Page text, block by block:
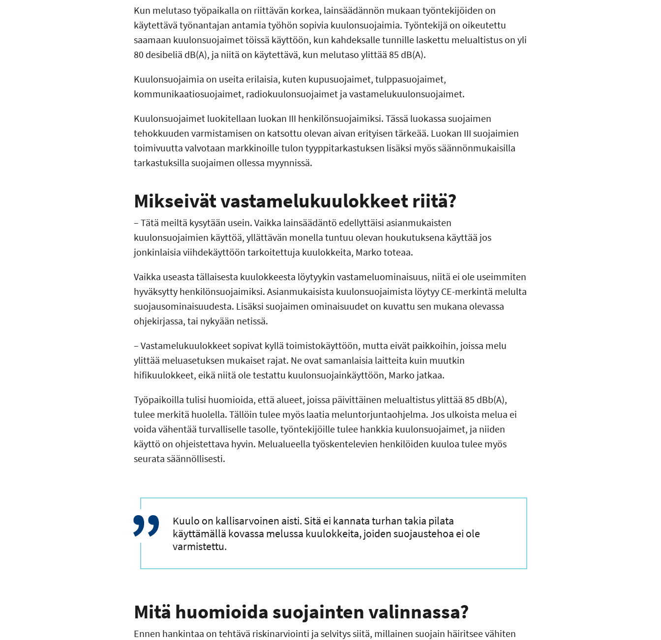
Kun melutaso työpaikalla on riittävän korkea, lainsäädännön mukaan työntekijöiden on
käytettävä työnantajan antamia työhön sopivia kuulonsuojaimia. Työntekijä on oikeutettu
saamaan kuulonsuojaimet töissä käyttöön, kun kahdeksalle tunnille laskettu melualtistus on yli
80 desibeliä dB(A), ja niitä on käytettävä, kun melutaso ylittää 85 dB(A).
Kuulonsuojaimia on useita erilaisia, kuten kupusuojaimet, tulppasuojaimet,
kommunikaatiosuojaimet, radiokuulonsuojaimet ja vastamelukuulonsuojaimet.
Kuulonsuojaimet luokitellaan luokan III henkilönsuojaimiksi. Tässä luokassa suojaimen
tehokkuuden varmistamisen on katsottu olevan aivan erityisen tärkeää. Luokan III suojaimien
toimivuutta valvotaan markkinoille tulon tyyppitarkastuksen lisäksi myös säännönmukaisilla
tarkastuksilla suojaimen ollessa myynnissä.
Mikseivät vastamelukuulokkeet riitä?
– Tätä meiltä kysytään usein. Vaikka lainsäädäntö edellyttäisi asianmukaisten
kuulonsuojaimien käyttöä, yllättävän monella tuntuu olevan houkutuksena käyttää jos
jonkinlaisia viihdekäyttöön tarkoitettuja kuulokkeita, Marko toteaa.
Vaikka useasta tällaisesta kuulokkeesta löytyykin vastameluominaisuus, niitä ei ole useimmiten
hyväksytty henkilönsuojaimiksi. Asianmukaisista kuulonsuojaimista löytyy CE-merkintä melulta
suojausominaisuudesta. Lisäksi suojaimen ominaisuudet on kuvattu sen mukana olevassa
ohjekirjassa, tai nykyään netissä.
– Vastamelukuulokkeet sopivat kyllä toimistokäyttöön, mutta eivät paikkoihin, joissa melu
ylittää meluasetuksen mukaiset rajat. Ne ovat samanlaisia laitteita kuin muutkin
hifikuulokkeet, eikä niitä ole testattu kuulonsuojainkäyttöön, Marko jatkaa.
Työpaikoilla tulisi huomioida, että alueet, joissa päivittäinen melualtistus ylittää 85 dBb(A),
tulee merkitä huolella. Tällöin tulee myös laatia meluntorjuntaohjelma. Jos ulkoista melua ei
voida vähentää turvalliselle tasolle, työntekijöille tulee hankkia kuulonsuojaimet, ja niiden
käyttö on ohjeistettava hyvin. Melualueella työskentelevien henkilöiden kuuloa tulee myös
seurata säännöllisesti.
Kuulo on kallisarvoinen aisti. Sitä ei kannata turhan takia pilata
käyttämällä kovassa melussa kuulokkeita, joiden suojaustehoa ei ole
varmistettu.
Mitä huomioida suojainten valinnassa?
Ennen hankintaa on tehtävä riskinarviointi ja selvitys siitä, millainen suojain häiritsee vähiten